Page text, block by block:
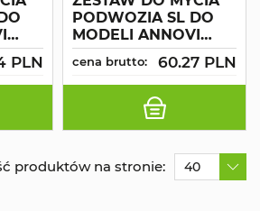
PLN
PODWOZIA SL DO
MODELI ANNOVI
SIMPLY
cena brutto: 60.27 PLN
produktów na stronie: 40